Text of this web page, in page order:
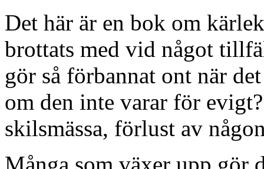
Det här är en bok om
brottats med vid något
gör så förbannat ont när
om den inte varar för
skilsmässa, förlust av
Många som växer upp gör